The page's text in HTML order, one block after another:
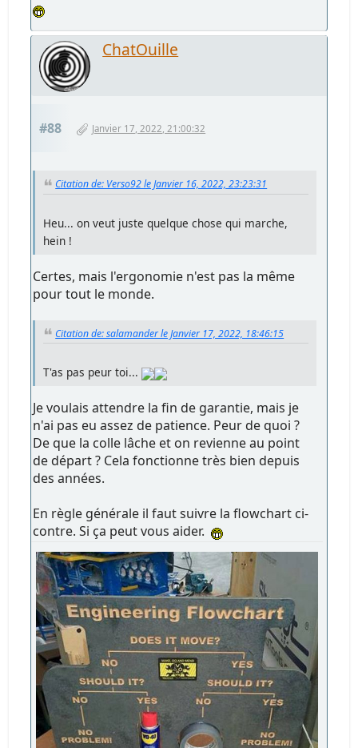
ChatOuille
#88 Janvier 17, 2022, 21:00:32
Citation de: Verso92 le Janvier 16, 2022, 23:23:31
Heu... on veut juste quelque chose qui marche,
hein !
Certes, mais l'ergonomie n'est pas la même
pour tout le monde.
Citation de: salamander le Janvier 17, 2022, 18:46:15
T'as pas peur toi...
Je voulais attendre la fin de garantie, mais je
n'ai pas eu assez de patience. Peur de quoi ?
De que la colle lâche et on revienne au point
de départ ? Cela fonctionne très bien depuis
des années.
En règle générale il faut suivre la flowchart ci-
contre. Si ça peut vous aider.